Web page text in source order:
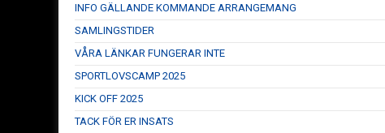
INFO GÄLLANDE KOMMANDE ARRANGEMANG
SAMLINGSTIDER
VÅRA LÄNKAR FUNGERAR INTE
SPORTLOVSCAMP 2025
KICK OFF 2025
TACK FÖR ER INSATS